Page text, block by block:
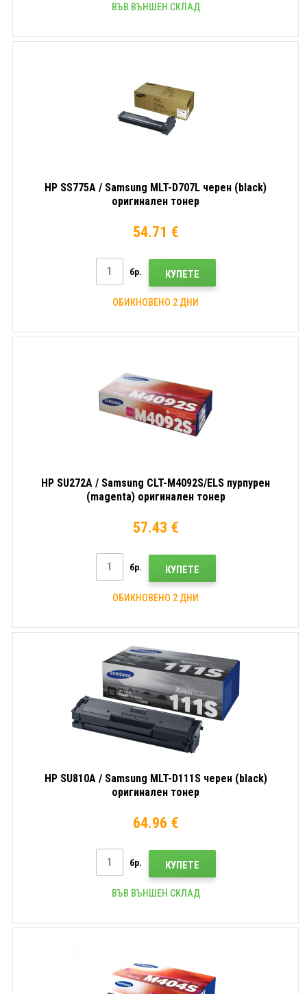
ВЪВ ВЪНШЕН СКЛАД
HP SS775A / Samsung MLT-D707L черен (black)
оригинален тонер
54.71 €
бр. КУПЕТЕ
ОБИКНОВЕНО 2 ДНИ
HP SU272A / Samsung CLT-M4092S/ELS пурпурен
(magenta) оригинален тонер
57.43 €
бр. КУПЕТЕ
ОБИКНОВЕНО 2 ДНИ
HP SU810A / Samsung MLT-D111S черен (black)
оригинален тонер
64.96 €
бр. КУПЕТЕ
ВЪВ ВЪНШЕН СКЛАД